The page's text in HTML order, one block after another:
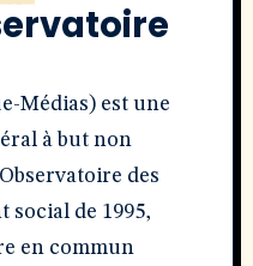
Médias) est une
à but non
des
social de 1995,
en commun